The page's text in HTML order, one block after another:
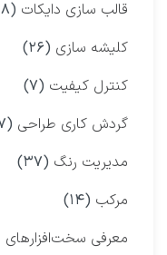
قالب سازی دایکات (۱۸)
کلیشه سازی (۲۶)
کنترل کیفیت (۷)
گردش کاری طراحی (۷)
مدیریت رنگ (۳۷)
مرکب (۱۴)
معرفی